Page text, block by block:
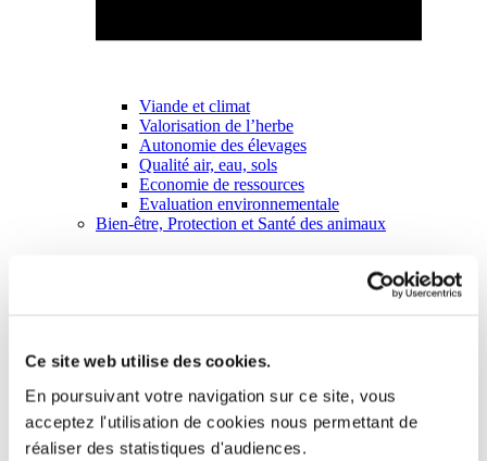
Ce site web utilise des cookies.
En poursuivant votre navigation sur ce site, vous
acceptez l'utilisation de cookies nous permettant de
réaliser des statistiques d'audiences.
Viande et climat
Valorisation de l’herbe
Autonomie des élevages
Qualité air, eau, sols
Economie de ressources
Evaluation environnementale
Bien-être, Protection et Santé des animaux